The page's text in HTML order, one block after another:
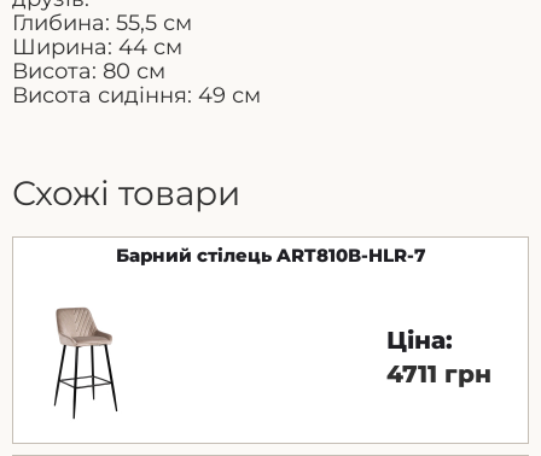
Глибина: 55,5 см
Ширина: 44 см
Висота: 80 см
Висота сидіння: 49 см
Схожі товари
Барний стілець ART810В-HLR-7
Ціна:
4711 грн